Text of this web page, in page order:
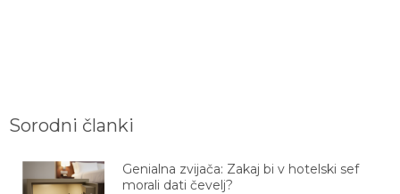
Sorodni članki
Genialna zvijača: Zakaj bi v hotelski sef
morali dati čevelj?